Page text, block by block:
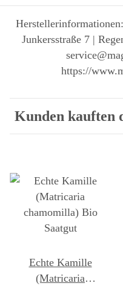
Junkersstraße 7 |
https://
Kunden kauften
Echte Kamille
(Matricaria